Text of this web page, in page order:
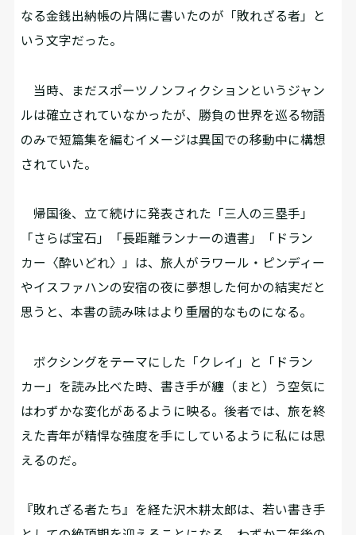
なる金銭出納帳の片隅に書いたのが「敗れざる者」と
いう文字だった。
当時、まだスポーツノンフィクションというジャン
ルは確立されていなかったが、勝負の世界を巡る物語
のみで短篇集を編むイメージは異国での移動中に構想
されていた。
帰国後、立て続けに発表された「三人の三塁手」
「さらば宝石」「長距離ランナーの遺書」「ドラン
カー〈酔いどれ〉」は、旅人がラワール・ピンディー
やイスファハンの安宿の夜に夢想した何かの結実だと
思うと、本書の読み味はより重層的なものになる。
ボクシングをテーマにした「クレイ」と「ドラン
カー」を読み比べた時、書き手が纏（まと）う空気に
はわずかな変化があるように映る。後者では、旅を終
えた青年が精悍な強度を手にしているように私には思
えるのだ。
『敗れざる者たち』を経た沢木耕太郎は、若い書き手